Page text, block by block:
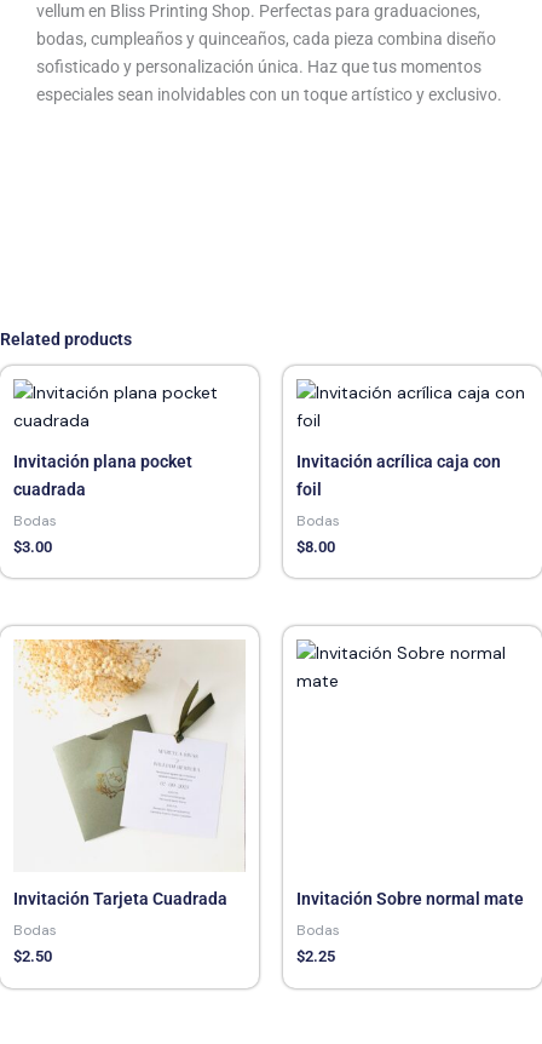
vellum en Bliss Printing Shop. Perfectas para graduaciones,
bodas, cumpleaños y quinceaños, cada pieza combina diseño
sofisticado y personalización única. Haz que tus momentos
especiales sean inolvidables con un toque artístico y exclusivo.
Related products
Invitación plana pocket
cuadrada
Bodas
$3.00
Invitación acrílica caja con
foil
Bodas
$8.00
Invitación Tarjeta Cuadrada
Bodas
$2.50
Invitación Sobre normal mate
Bodas
$2.25